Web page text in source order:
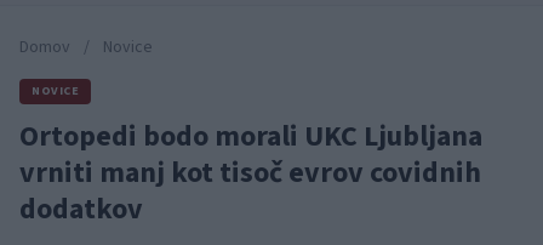
Domov / Novice
NOVICE
Ortopedi bodo morali UKC Ljubljana
vrniti manj kot tisoč evrov covidnih
dodatkov